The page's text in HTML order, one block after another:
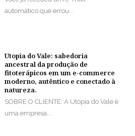
automático que errou...
Utopia do Vale: sabedoria
ancestral da produção de
fitoterápicos em um e-commerce
moderno, autêntico e conectado à
natureza.
SOBRE O CLIENTE: A Utopia do Vale é
uma empresa...